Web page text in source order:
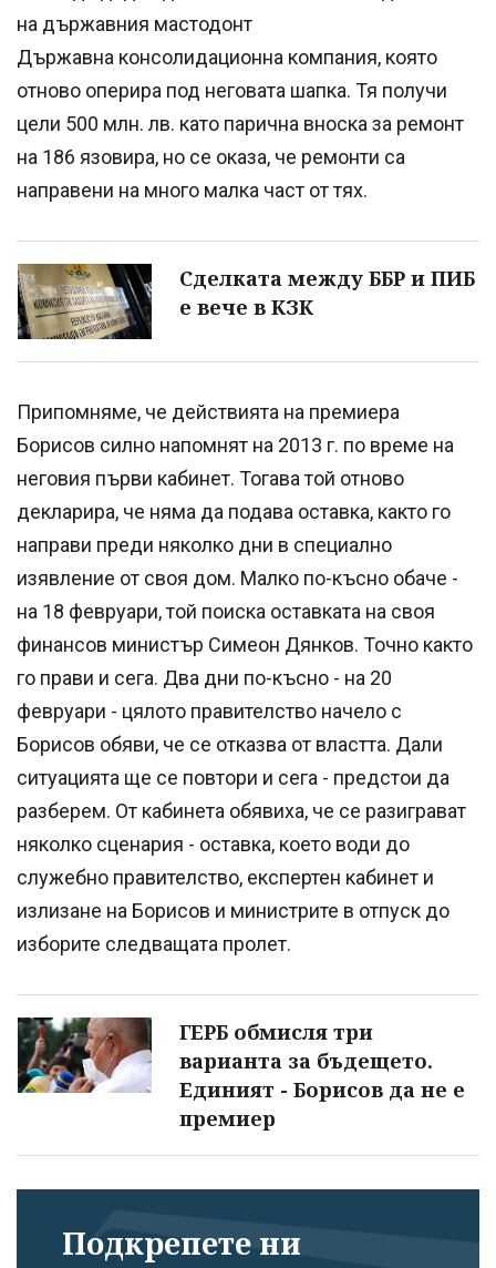
на държавния мастодонт
Държавна консолидационна компания, която
отново оперира под неговата шапка. Тя получи
цели 500 млн. лв. като парична вноска за ремонт
на 186 язовира, но се оказа, че ремонти са
направени на много малка част от тях.
Сделката между ББР и ПИБ
е вече в КЗК
Припомняме, че действията на премиера
Борисов силно напомнят на 2013 г. по време на
неговия първи кабинет. Тогава той отново
декларира, че няма да подава оставка, както го
направи преди няколко дни в специално
изявление от своя дом. Малко по-късно обаче -
на 18 февруари, той поиска оставката на своя
финансов министър Симеон Дянков. Точно както
го прави и сега. Два дни по-късно - на 20
февруари - цялото правителство начело с
Борисов обяви, че се отказва от властта. Дали
ситуацията ще се повтори и сега - предстои да
разберем. От кабинета обявиха, че се разиграват
няколко сценария - оставка, което води до
служебно правителство, експертен кабинет и
излизане на Борисов и министрите в отпуск до
изборите следващата пролет.
ГЕРБ обмисля три
варианта за бъдещето.
Единият - Борисов да не е
премиер
Подкрепете ни